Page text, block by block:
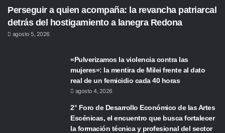
Perseguir a quien acompaña: la revancha patriarcal
detrás del hostigamiento a lanegra Redona
agosto 5, 2026
«Pulverizamos la violencia contra las
mujeres»: la mentira de Milei frente al dato
real de un femicidio cada 40 horas
agosto 4, 2026
2° Foro de Desarrollo Económico de las Artes
Escénicas, el encuentro que busca fortalecer
la formación técnica y profesional del sector